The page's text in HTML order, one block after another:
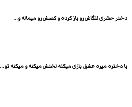
دختر حشری لنگاش رو باز کرده و کصش رو میماله و...
با دختره میره عشق بازی میکنه لختش میکنه و میکنه تو...